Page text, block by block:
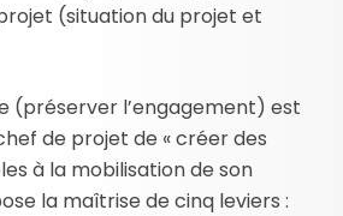
(situation du projet et
(préserver l’engagement) est
de projet de « créer des
à la mobilisation de son
la maîtrise de cinq leviers :